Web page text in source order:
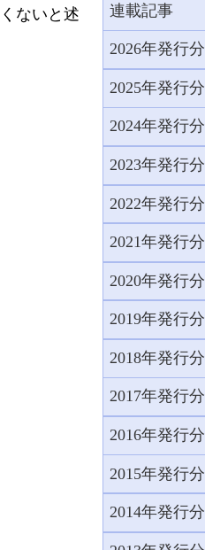
ないと述
連載記事
2026年発行分
2025年発行分
2024年発行分
2023年発行分
2022年発行分
2021年発行分
2020年発行分
2019年発行分
2018年発行分
2017年発行分
2016年発行分
2015年発行分
2014年発行分